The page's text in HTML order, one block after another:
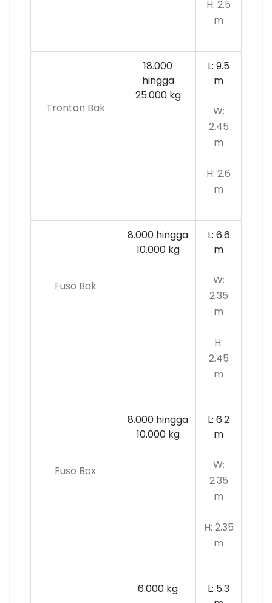
H: 2.5
m
Tronton Bak
18.000
hingga
25.000 kg
L: 9.5
m
W:
2.45
m
H: 2.6
m
Fuso Bak
8.000 hingga
10.000kg
L: 6.6
m
W:
2.35
m
H:
2.45
m
Fuso Box
8.000 hingga
10.000 kg
L: 6.2
m
W:
2.35
m
H: 2.35
m
6.000 kg
L: 5.3